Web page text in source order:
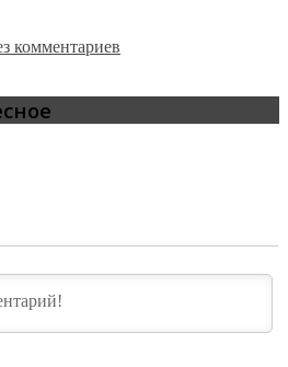
комментариев